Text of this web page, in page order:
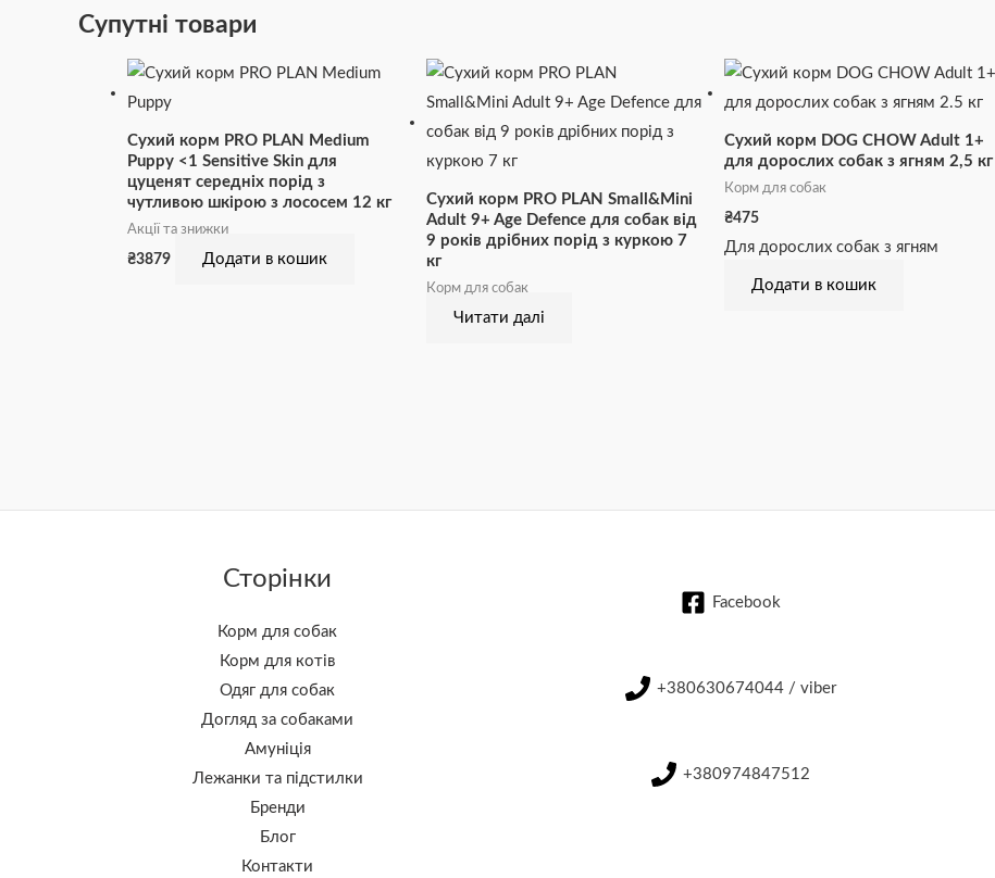
Супутні товари
Сухий корм PRO PLAN Medium
Puppy <1 Sensitive Skin для
цуценят середніх порід з
чутливою шкірою з лососем 12 кг
Акції та знижки
₴3879 Додати в кошик
Сухий корм PRO PLAN Small&Mini
Adult 9+ Age Defence для собак від
9 років дрібних порід з куркою 7
кг
Корм для собак
Читати далі
Сухий корм DOG CHOW Adult 1+
для дорослих собак з ягням 2,5 кг
Корм для собак
₴475
Для дорослих собак з ягням
Додати в кошик
Сторінки
Корм для собак
Корм для котів
Одяг для собак
Догляд за собаками
Амуніція
Лежанки та підстилки
Бренди
Блог
Контакти
Facebook
+380630674044 / viber
+380974847512